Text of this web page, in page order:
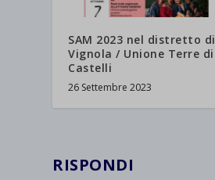
SAM 2023 nel distretto di
Vignola / Unione Terre di
Castelli
26 Settembre 2023
RISPONDI